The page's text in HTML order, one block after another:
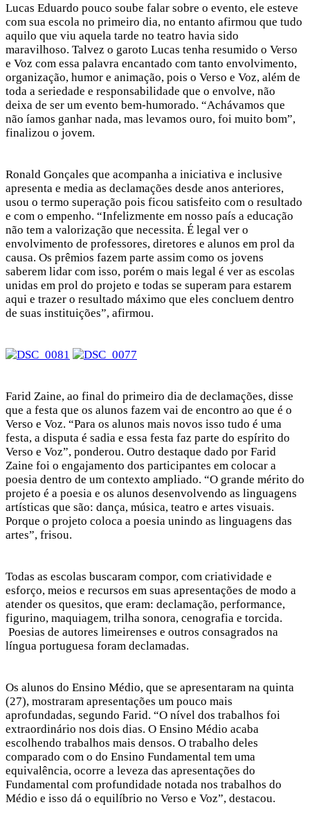
Lucas Eduardo pouco soube falar sobre o evento, ele esteve
com sua escola no primeiro dia, no entanto afirmou que tudo
aquilo que viu aquela tarde no teatro havia sido
maravilhoso. Talvez o garoto Lucas tenha resumido o Verso
e Voz com essa palavra encantado com tanto envolvimento,
organização, humor e animação, pois o Verso e Voz, além de
toda a seriedade e responsabilidade que o envolve, não
deixa de ser um evento bem-humorado. “Achávamos que
não íamos ganhar nada, mas levamos ouro, foi muito bom”,
finalizou o jovem.
Ronald Gonçales que acompanha a iniciativa e inclusive
apresenta e media as declamações desde anos anteriores,
usou o termo superação pois ficou satisfeito com o resultado
e com o empenho. “Infelizmente em nosso país a educação
não tem a valorização que necessita. É legal ver o
envolvimento de professores, diretores e alunos em prol da
causa. Os prêmios fazem parte assim como os jovens
saberem lidar com isso, porém o mais legal é ver as escolas
unidas em prol do projeto e todas se superam para estarem
aqui e trazer o resultado máximo que eles concluem dentro
de suas instituições”, afirmou.
Farid Zaine, ao final do primeiro dia de declamações, disse
que a festa que os alunos fazem vai de encontro ao que é o
Verso e Voz. “Para os alunos mais novos isso tudo é uma
festa, a disputa é sadia e essa festa faz parte do espírito do
Verso e Voz”, ponderou. Outro destaque dado por Farid
Zaine foi o engajamento dos participantes em colocar a
poesia dentro de um contexto ampliado. “O grande mérito do
projeto é a poesia e os alunos desenvolvendo as linguagens
artísticas que são: dança, música, teatro e artes visuais.
Porque o projeto coloca a poesia unindo as linguagens das
artes”, frisou.
Todas as escolas buscaram compor, com criatividade e
esforço, meios e recursos em suas apresentações de modo a
atender os quesitos, que eram: declamação, performance,
figurino, maquiagem, trilha sonora, cenografia e torcida.
Poesias de autores limeirenses e outros consagrados na
língua portuguesa foram declamadas.
Os alunos do Ensino Médio, que se apresentaram na quinta
(27), mostraram apresentações um pouco mais
aprofundadas, segundo Farid. “O nível dos trabalhos foi
extraordinário nos dois dias. O Ensino Médio acaba
escolhendo trabalhos mais densos. O trabalho deles
comparado com o do Ensino Fundamental tem uma
equivalência, ocorre a leveza das apresentações do
Fundamental com profundidade notada nos trabalhos do
Médio e isso dá o equilíbrio no Verso e Voz”, destacou.